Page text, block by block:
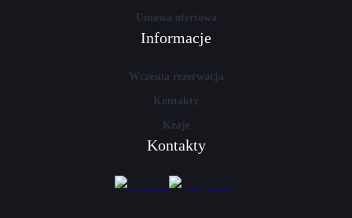
Umowa ofertowa
Informacje
Wczesna rezerwacja
Kontakty
Kraje
Kontakty